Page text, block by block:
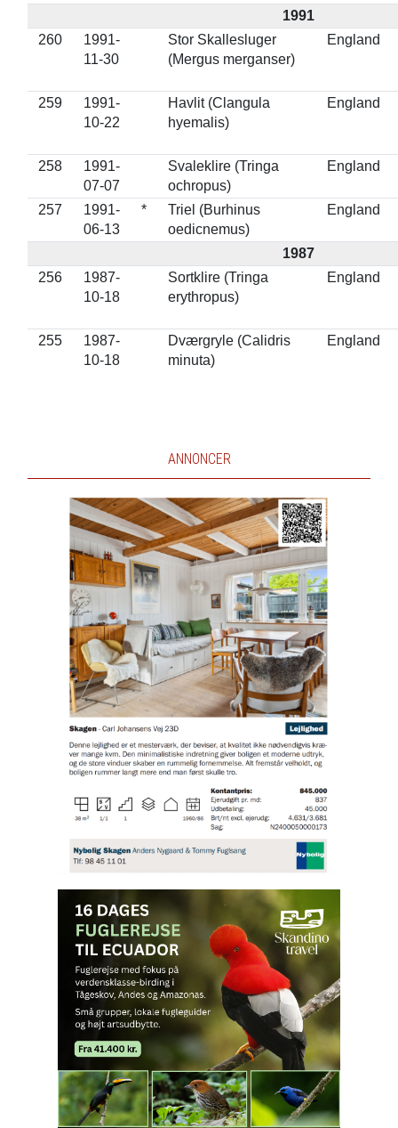
1991
260
1991-
11-30
Stor Skallesluger
(Mergus merganser)
England
259
1991-
10-22
Havlit (Clangula
hyemalis)
England
258
1991-
07-07
Svaleklire (Tringa
ochropus)
England
257
1991-
06-13
*
Triel (Burhinus
oedicnemus)
England
1987
256
1987-
10-18
Sortklire (Tringa
erythropus)
England
255
1987-
10-18
Dværgryle (Calidris
minuta)
England
ANNONCER